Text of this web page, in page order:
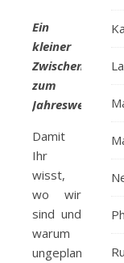
Ein
kleiner
Zwischenbericht
zum
Jahreswechsel
Damit
Ihr
wisst,
wo wir
sind und
warum
ungeplanter